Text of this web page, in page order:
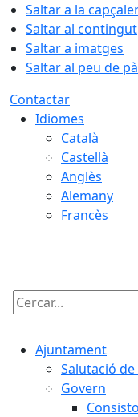
Saltar a la
Saltar al contingut
Saltar a imatges
Saltar al peu de
Contactar
Idiomes
Català
Castellà
Anglès
Alemany
Francès
Cercar:
Ajuntament
Salutació
Govern